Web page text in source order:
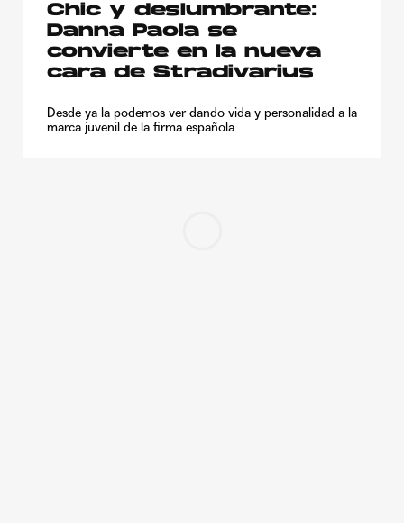
Chic y deslumbrante:
Danna Paola se
convierte en la nueva
cara de Stradivarius
Desde ya la podemos ver dando vida y personalidad a la
marca juvenil de la firma española